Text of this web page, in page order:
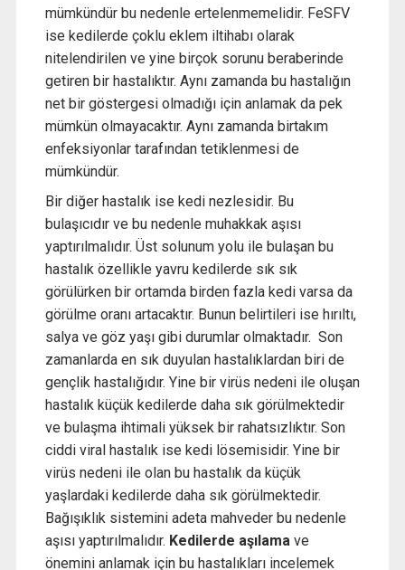
mümkündür bu nedenle ertelenmemelidir. FeSFV
ise kedilerde çoklu eklem iltihabı olarak
nitelendirilen ve yine birçok sorunu beraberinde
getiren bir hastalıktır. Aynı zamanda bu hastalığın
net bir göstergesi olmadığı için anlamak da pek
mümkün olmayacaktır. Aynı zamanda birtakım
enfeksiyonlar tarafından tetiklenmesi de
mümkündür.
Bir diğer hastalık ise kedi nezlesidir. Bu
bulaşıcıdır ve bu nedenle muhakkak aşısı
yaptırılmalıdır. Üst solunum yolu ile bulaşan bu
hastalık özellikle yavru kedilerde sık sık
görülürken bir ortamda birden fazla kedi varsa da
görülme oranı artacaktır. Bunun belirtileri ise hırıltı,
salya ve göz yaşı gibi durumlar olmaktadır. Son
zamanlarda en sık duyulan hastalıklardan biri de
gençlik hastalığıdır. Yine bir virüs nedeni ile oluşan
hastalık küçük kedilerde daha sık görülmektedir
ve bulaşma ihtimali yüksek bir rahatsızlıktır. Son
ciddi viral hastalık ise kedi lösemisidir. Yine bir
virüs nedeni ile olan bu hastalık da küçük
yaşlardaki kedilerde daha sık görülmektedir.
Bağışıklık sistemini adeta mahveder bu nedenle
aşısı yaptırılmalıdır. Kedilerde aşılamave
önemini anlamak için bu hastalıkları incelemek